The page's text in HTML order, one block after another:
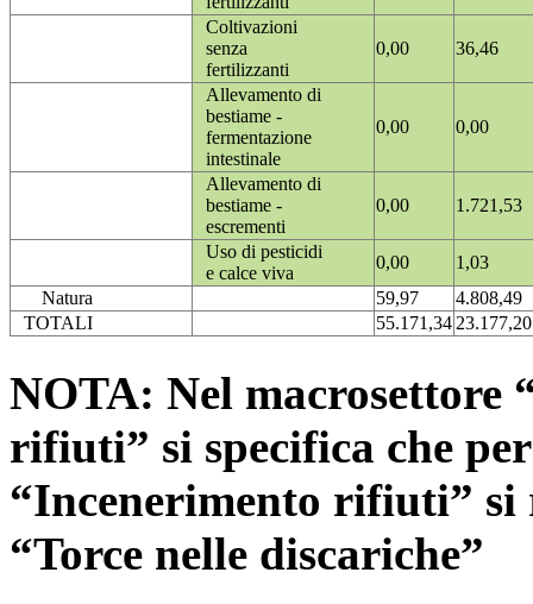
Coltivazioni
senza
fertilizzanti
0,00 36,46
Allevamento di
bestiame -
fermentazione
intestinale
0,00 0,00
Allevamento di
bestiame -
escrementi
0,00 1.721,53
Uso di pesticidi
e calce viva
0,00
1,03
Natura
59,97
4.808,49
TOTALI
55.171,3423.177,20
NOTA: Nel macrosettore
rifiuti” si specifica che
“Incenerimento rifiuti”
“Torce nelle discariche”